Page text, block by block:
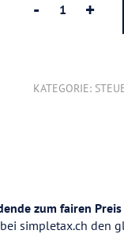
-
Einfache
Steuererklärung
+
KATEGORIE:
zum fairen Preis
simpletax.ch den